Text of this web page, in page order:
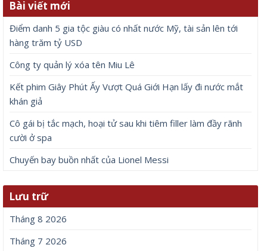
Bài viết mới
Điểm danh 5 gia tộc giàu có nhất nước Mỹ, tài sản lên tới
hàng trăm tỷ USD
Công ty quản lý xóa tên Miu Lê
Kết phim Giây Phút Ấy Vượt Quá Giới Hạn lấy đi nước mắt
khán giả
Cô gái bị tắc mạch, hoại tử sau khi tiêm filler làm đầy rãnh
cười ở spa
Chuyến bay buồn nhất của Lionel Messi
Lưu trữ
Tháng 8 2026
Tháng 7 2026